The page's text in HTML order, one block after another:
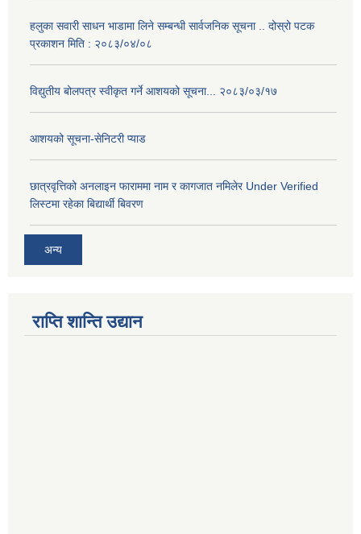
हलुका सवारी साधन भाडामा लिने सम्बन्धी सार्वजनिक सूचना .. दोस्रो पटक
प्रकाशन मिति : २०८३/०४/०८
विद्युतीय बोलपत्र स्वीकृत गर्ने आशयको सूचना... २०८३/०३/१७
आशयको सूचना-सेनिटरी प्याड
छात्रवृत्तिको अनलाइन फाराममा नाम र कागजात नमिलेर Under Verified
लिस्टमा रहेका बिद्यार्थी बिवरण
अन्य
राप्ति शान्ति उद्यान